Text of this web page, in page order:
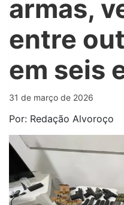
armas,
entre
em seis
31 de março de 2026
Por: Redação Alvoroço